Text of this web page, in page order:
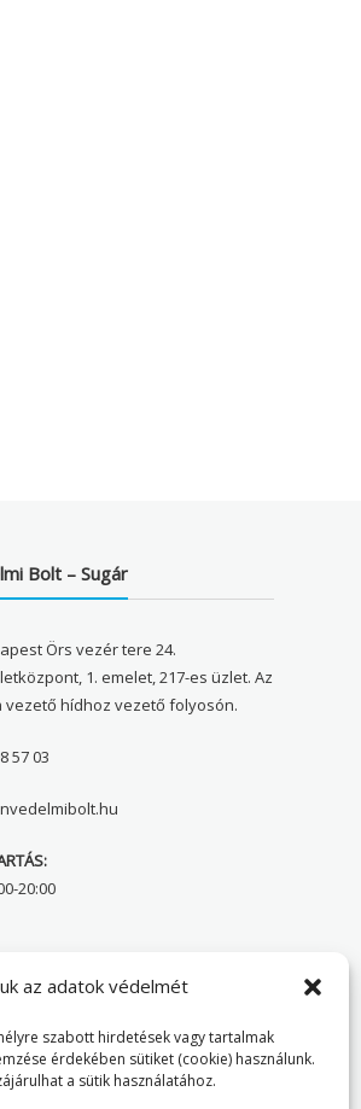
az adatok védelmét
szabott hirdetések vagy tartalmak
érdekében sütiket (cookie) használunk.
a sütik használatához.
Bolt – Sugár
Örs vezér tere 24.
1. emelet, 217-es üzlet. Az
vezető hídhoz vezető folyosón.
57 03
20:00
Bolt – Főoldal
Policy